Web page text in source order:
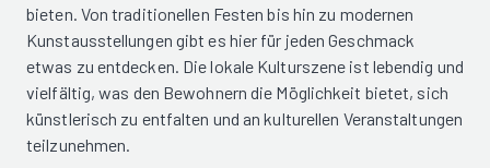
bieten. Von traditionellen Festen bis hin zu modernen
Kunstausstellungen gibt es hier für jeden Geschmack
etwas zu entdecken. Die lokale Kulturszene ist lebendig und
vielfältig, was den Bewohnern die Möglichkeit bietet, sich
künstlerisch zu entfalten und an kulturellen Veranstaltungen
teilzunehmen.